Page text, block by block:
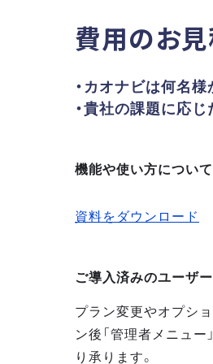
費用のお見
・カオナビは何名
・貴社の課題に応
機能や使い方につい
資料をダウンロード
ご導入済みのユーザ
プラン変更やオプシ
ン後「管理者メニュー
り承ります。